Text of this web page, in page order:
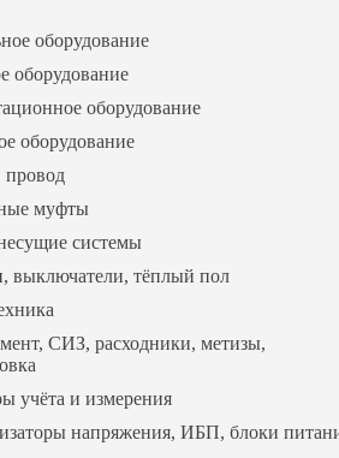
оборудование
оборудование
оборудование
оборудование
провод
муфты
системы
выключатели, тёплый пол
СИЗ, расходники, метизы,
учёта и измерения
напряжения, ИБП, блоки